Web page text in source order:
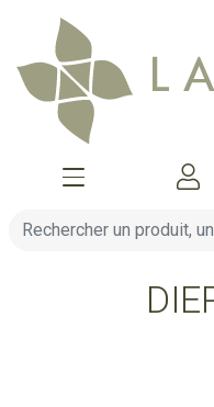
Afficher la navigation